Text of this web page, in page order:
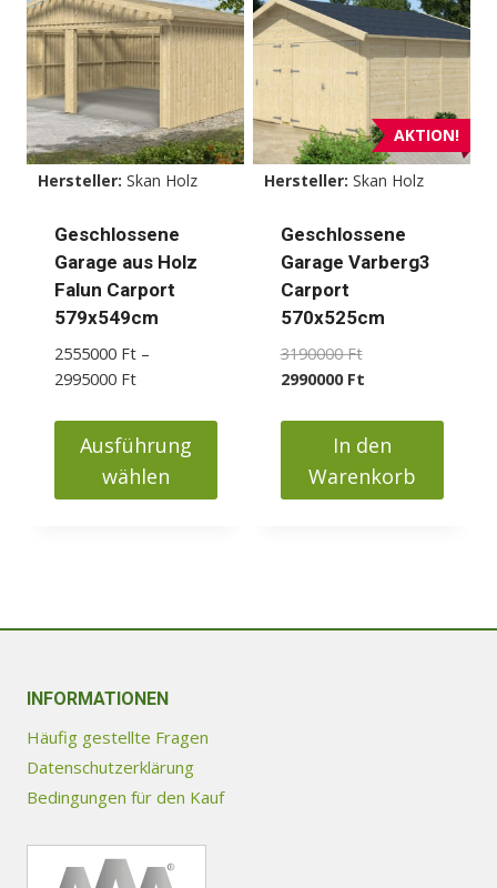
mehrere
Varianten
auf.
Optionen
können
auf
der
Produktseite
gewählt
werden
Hersteller: Skan Holz
Geschlossene
Garage aus Holz
Falun Carport
579x549cm
2555000 Ft –
2995000 FtPreisspanne:
bis
2995000 Ft
Ausführung
wählen
Varianten
Die
können
der
Produktseite
gewählt
AKTION!
Hersteller: Skan Holz
Geschlossene
Garage Varberg3
Carport
570x525cm
3190000FtUrsprünglicher
Preis
3190000 Ft
2990000 FtAktueller
ist:
2990000 Ft.
In den
Warenkorb
INFORMATIONEN
Häufig gestellte Fragen
Datenschutzerklärung
Bedingungen für den Kauf